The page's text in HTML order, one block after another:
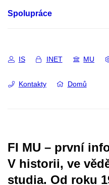
Spolupráce
IS INET MU
Kontakty Domů
FI MU – první
V historii, ve
studia. Od roku